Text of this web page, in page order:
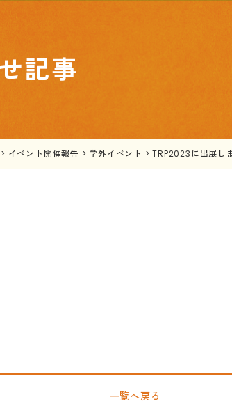
記事
> イベント開催報告 > 学外イベント >TRP2023に出展し
一覧へ戻る